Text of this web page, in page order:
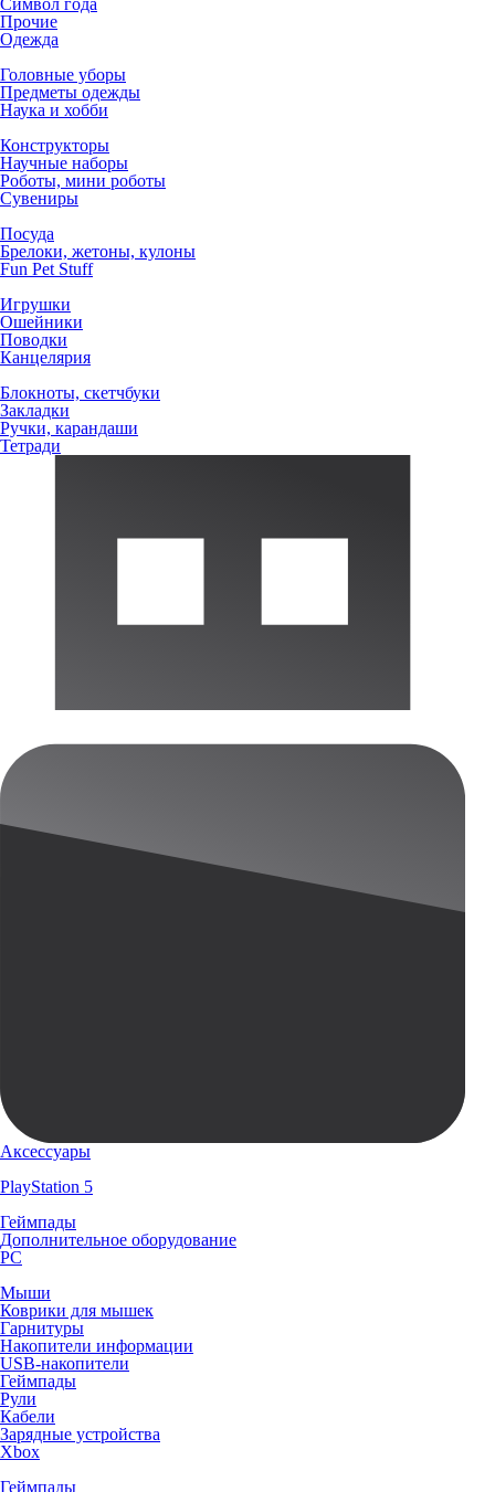
Символ года
Прочие
Одежда
Головные уборы
Предметы одежды
Наука и хобби
Конструкторы
Научные наборы
Роботы, мини роботы
Сувениры
Посуда
Брелоки, жетоны, кулоны
Fun Pet Stuff
Игрушки
Ошейники
Поводки
Канцелярия
Блокноты, скетчбуки
Закладки
Ручки, карандаши
Тетради
Аксессуары
PlayStation 5
Геймпады
Дополнительное оборудование
PC
Мыши
Коврики для мышек
Гарнитуры
Накопители информации
USB-накопители
Геймпады
Рули
Кабели
Зарядные устройства
Xbox
Геймпады